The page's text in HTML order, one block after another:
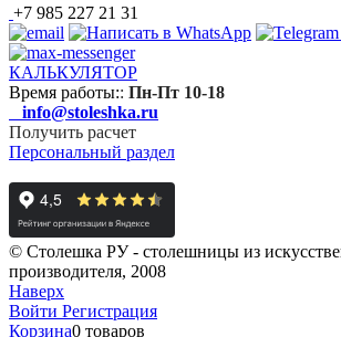
+7 985 227 21 31
КАЛЬКУЛЯТОР
Время работы:: Пн-Пт 10-18
info@stoleshka.ru
Получить расчет
Персональный раздел
© Столешка РУ - столешницы из
производителя, 2008
Наверх
Войти Регистрация
Корзина0 товаров